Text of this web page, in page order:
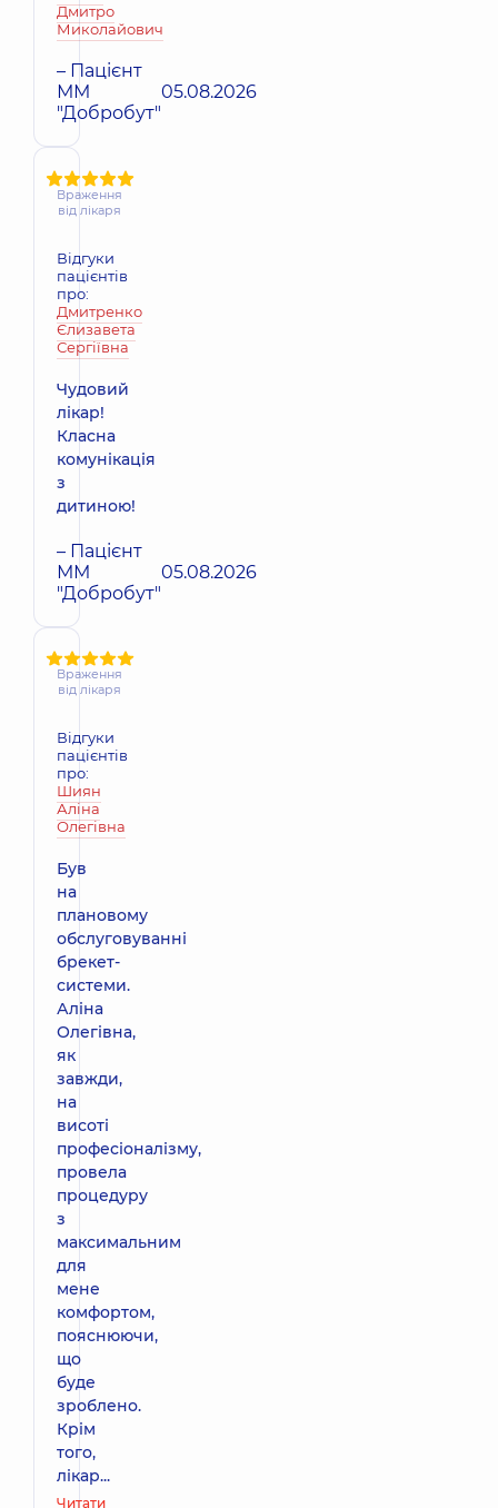
Дмитро
Миколайович
– Пацієнт
ММ
"Добробут"
05.08.2026
Враження
від лікаря
Відгуки
пацієнтів
про:
Дмитренко
Єлизавета
Сергіївна
Чудовий
лікар!
Класна
комунікація
з
дитиною!
– Пацієнт
ММ
"Добробут"
05.08.2026
Враження
від лікаря
Відгуки
пацієнтів
про:
Шиян
Аліна
Олегівна
Був
на
плановому
обслуговуванні
брекет-
системи.
Аліна
Олегівна,
як
завжди,
на
висоті
професіоналізму,
провела
процедуру
з
максимальним
для
мене
комфортом,
пояснюючи,
що
буде
зроблено.
Крім
того,
лікар...
Читати